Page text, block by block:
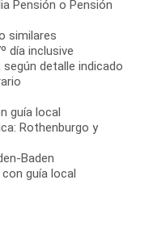
Pensión o Pensión
similares
día inclusive
detalle indicado
guía local
Rothenburgo y
Baden
guía local